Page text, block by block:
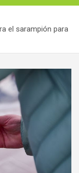
el sarampión para